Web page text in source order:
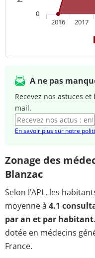
2016 2017
0
A ne pas
Recevez nos astuces
mail.
En savoir plus sur notre
Zonage des
Blanzac
Selon l’APL, les
moyenne à 4.1
par an et par habitant
dotée en médecins
France.